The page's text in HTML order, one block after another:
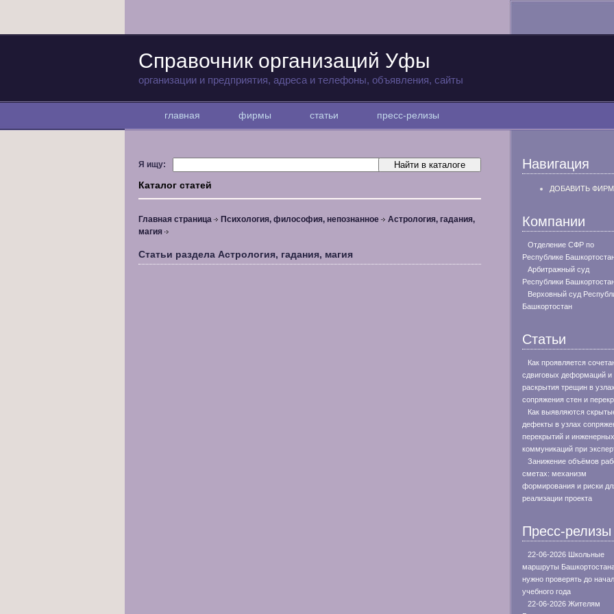
Справочник организаций Уфы
организации и предприятия, адреса и телефоны, объявления, сайты
главная фирмы статьи пресс-релизы
Я ищу:
Каталог статей
Главная страница Психология, философия, непознанное
Астрология, гадания,
магия
Статьи раздела Астрология, гадания, магия
Навигация
ДОБАВИТЬ
Компании
Отделение СФР по
Республике
Арбитражный суд
Республики
Верховный суд
Башкортостан
Статьи
Как проявляется
сдвиговых деформаций и
раскрытия трещин в узлах
сопряжения стен и
Как выявляются
дефекты в узлах
перекрытий и инженерных
коммуникаций при
Занижение объёмов
сметах: механизм
формирования и риски
реализации проекта
Пресс-релизы
22-06-2026 Школьные
маршруты
нужно проверять до
учебного года
22-06-2026 Жителям